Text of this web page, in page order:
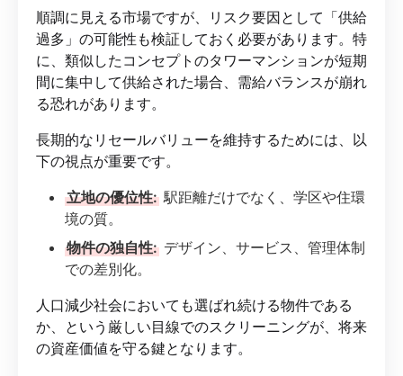
順調に見える市場ですが、リスク要因として「供給
過多」の可能性も検証しておく必要があります。特
に、類似したコンセプトのタワーマンションが短期
間に集中して供給された場合、需給バランスが崩れ
る恐れがあります。
長期的なリセールバリューを維持するためには、以
下の視点が重要です。
立地の優位性: 駅距離だけでなく、学区や住環
境の質。
物件の独自性: デザイン、サービス、管理体制
での差別化。
人口減少社会においても選ばれ続ける物件である
か、という厳しい目線でのスクリーニングが、将来
の資産価値を守る鍵となります。